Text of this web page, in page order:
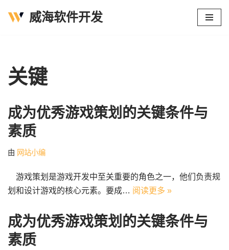
文
威海软件开发
关键
成为优秀游戏策划的关键条件与
素质
由 网站小编
游戏策划是游戏开发中至关重要的角色之一，他们负责规
划和设计游戏的核心元素。要成… 阅读更多 »
成为优秀游戏策划的关键条件与
素质